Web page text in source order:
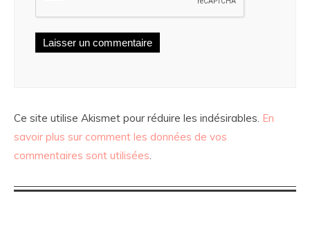
Ce site utilise Akismet pour réduire les indésirables. En
savoir plus sur comment les données de vos
commentaires sont utilisées.